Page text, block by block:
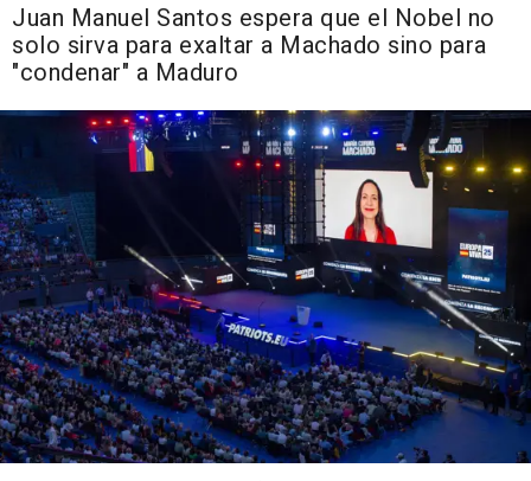
Juan Manuel Santos espera que el Nobel no
solo sirva para exaltar a Machado sino para
"condenar" a Maduro